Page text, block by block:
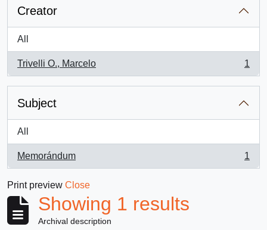
Creator
All
Trivelli O., Marcelo
, 1 results
1
Subject
All
Memorándum
, 1 results
1
Print preview Close
Showing 1 results
Archival description